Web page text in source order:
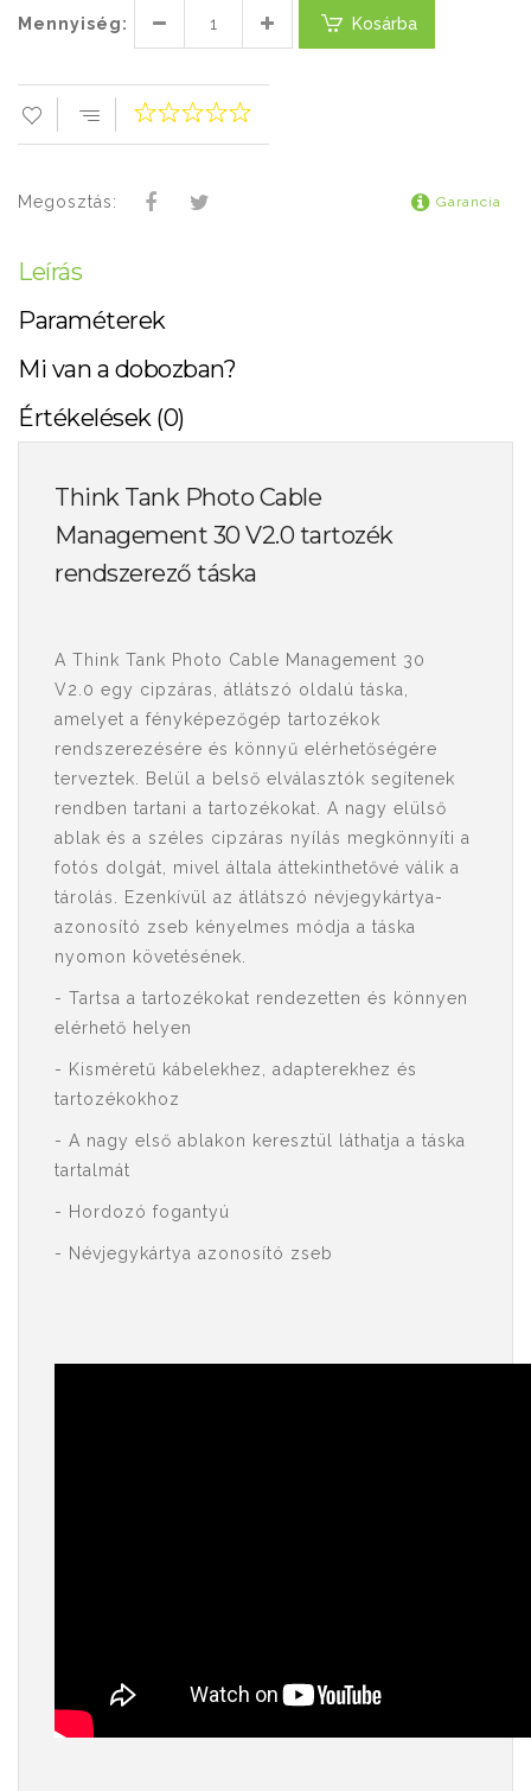
Mennyiség: Kosárba
Megosztás: Garancia
Leírás
Paraméterek
Mi van a dobozban?
Értékelések (0)
Think Tank Photo Cable
Management 30 V2.0 tartozék
rendszerező táska
A Think Tank Photo Cable Management 30
V2.0 egy cipzáras, átlátszó oldalú táska,
amelyet a fényképezőgép tartozékok
rendszerezésére és könnyű elérhetőségére
terveztek. Belül a belső elválasztók segítenek
rendben tartani a tartozékokat. A nagy elülső
ablak és a széles cipzáras nyílás megkönnyíti a
fotós dolgát, mivel általa áttekinthetővé válik a
tárolás. Ezenkívül az átlátszó névjegykártya-
azonosító zseb kényelmes módja a táska
nyomon követésének.
- Tartsa a tartozékokat rendezetten és könnyen
elérhető helyen
- Kisméretű kábelekhez, adapterekhez és
tartozékokhoz
- A nagy első ablakon keresztül láthatja a táska
tartalmát
- Hordozó fogantyú
- Névjegykártya azonosító zseb